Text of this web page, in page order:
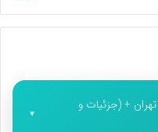
بهترین کلینیک های زیبایی در منطقه 1 تهران + (جزئیات و